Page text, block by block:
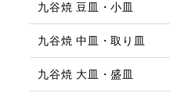
九谷焼 豆皿・小皿
九谷焼 中皿・取り皿
九谷焼 大皿・盛皿